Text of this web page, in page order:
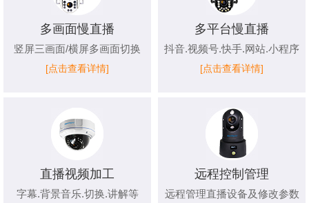
多画面慢直播
竖屏三画面/横屏多画面切换
[点击查看详情]
多平台慢直播
抖音.视频号.快手.网站.小程序
[点击查看详情]
直播视频加工
字幕.背景音乐.切换.讲解等
远程控制管理
远程管理直播设备及修改参数